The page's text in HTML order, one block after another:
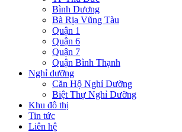
Bình Dương
Bà Rịa Vũng Tàu
Quận 1
Quận 6
Quận 7
Quận Bình Thạnh
Nghỉ dưỡng
Căn Hộ Nghỉ Dưỡng
Biệt Thự Nghỉ Dưỡng
Khu đô thị
Tin tức
Liên hệ